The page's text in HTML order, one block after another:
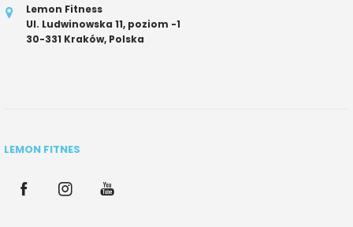
Lemon Fitness
Ul. Ludwinowska 11, poziom -1
30-331 Kraków, Polska
LEMON FITNES